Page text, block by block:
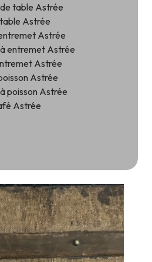
table Astrée
Astrée
Astrée
entremet Astrée
Astrée
Astrée
poisson Astrée
Astrée